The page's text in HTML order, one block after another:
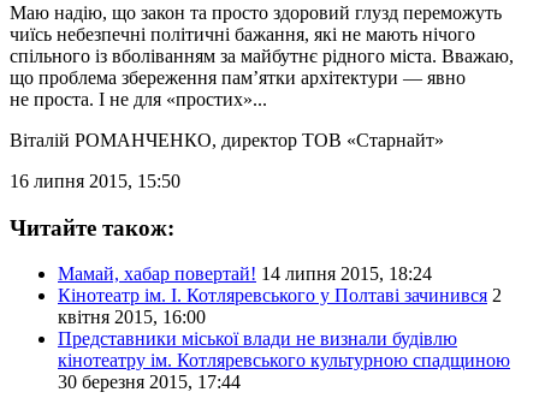
Маю надію, що закон та просто здоровий глузд переможуть
чиїсь небезпечні політичні бажання, які не мають нічого
спільного із вболіванням за майбутнє рідного міста. Вважаю,
що проблема збереження пам’ятки архітектури — явно
не проста. І не для «простих»...
Віталій РОМАНЧЕНКО, директор ТОВ «Старнайт»
16 липня 2015, 15:50
Читайте також:
Мамай, хабар повертай! 14 липня 2015, 18:24
Кінотеатр ім. І. Котляревського у Полтаві зачинився 2
квітня 2015, 16:00
Представники міської влади не визнали будівлю
кінотеатру ім. Котляревського культурною спадщиною
30 березня 2015, 17:44